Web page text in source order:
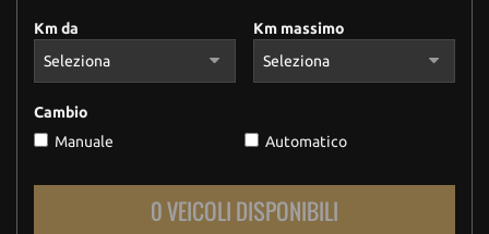
Km da Km massimo
Cambio
Manuale
Automatico
0 VEICOLI DISPONIBILI